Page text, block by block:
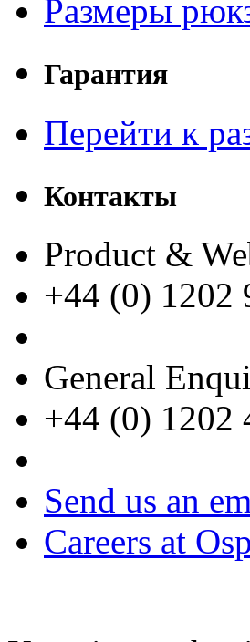
Размеры
Гарантия
Перейти к
Контакты
Product &
+44 (0) 1202
General
+44 (0) 1202
Send us an
Careers at